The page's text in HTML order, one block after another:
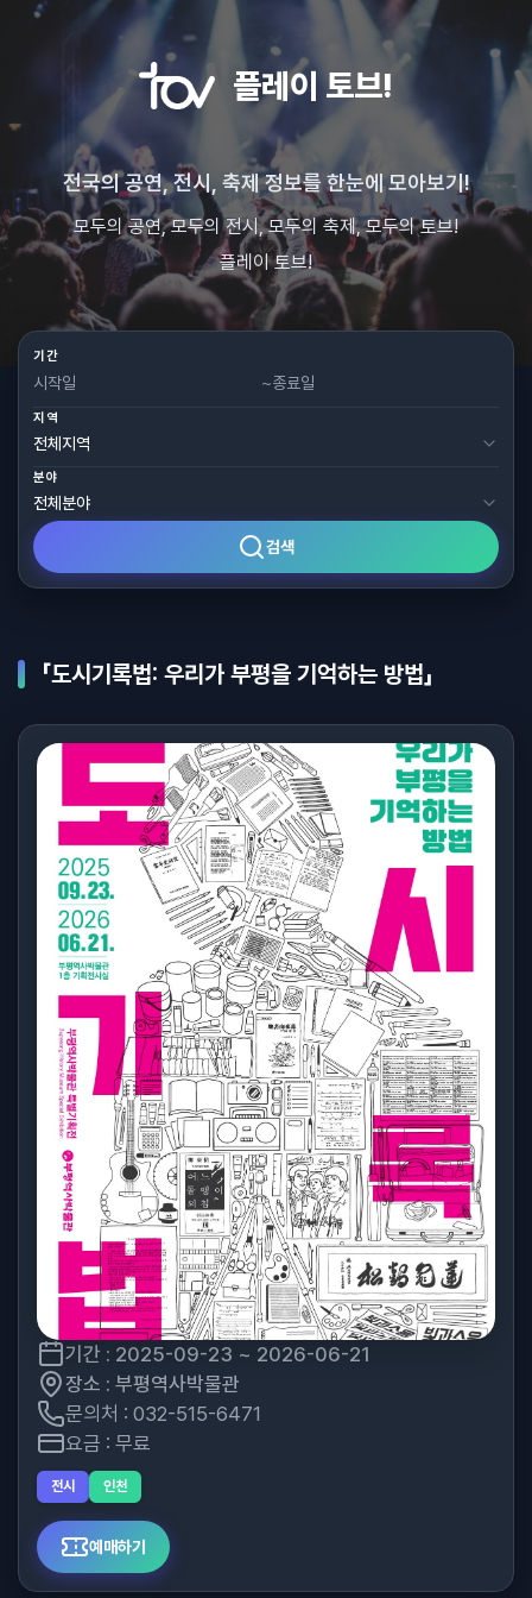
플레이 토브!
전국의 공연, 전시, 축제 정보를 한눈에 모아보기!
모두의 공연, 모두의 전시, 모두의 축제, 모두의 토브!
플레이 토브!
기간
~
지역
분야
검색
「도시기록법: 우리가 부평을 기억하는 방법」
기간 : 2025-09-23 ~ 2026-06-21
장소 : 부평역사박물관
문의처 : 032-515-6471
요금 : 무료
전시 인천
예매하기